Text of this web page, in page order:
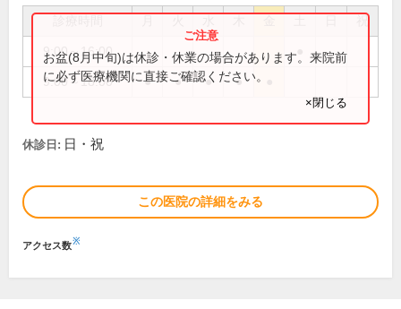
祝
9:00～16:00
9:00～18:00 ● ● ● ●
お盆(8月中旬)は休診・休業の場合があります。来院前
に必ず医療機関に直接ご確認ください。
×閉じる
休診日: 日・祝
この医院の詳細をみる
アクセス数※